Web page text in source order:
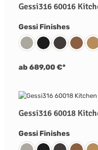
Gessi316 60016
Gessi Finishes
239 Edelstahl Matt
299 Schwarz
707 Metall
708
ab 689,00 €*
Gessi316 60018
Gessi Finishes